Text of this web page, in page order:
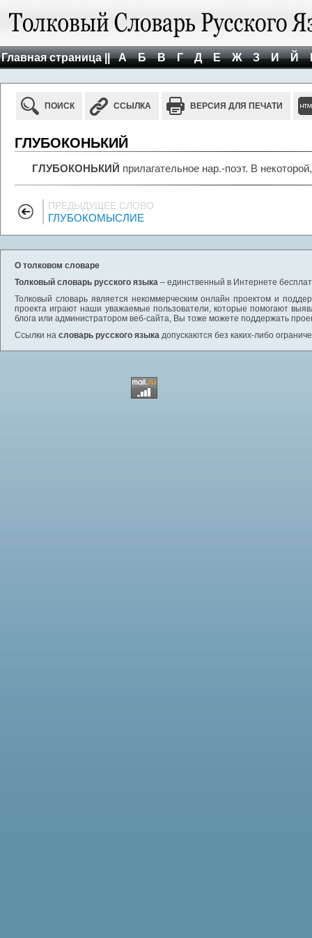
Главная страница || А Б В Г Д Е Ж З И Й
ПОИСК ССЫЛКА ВЕРСИЯ ДЛЯ ПЕЧАТИ
ГЛУБОКОНЬКИЙ
ГЛУБОКОНЬКИЙ прилагательное нар.-поэт. В
ПРЕДЫДУЩЕЕ СЛОВО
ГЛУБОКОМЫСЛИЕ
О толковом словаре
Толковый словарь русского языка – единственный в Интернете
Толковый словарь является некоммерческим онлайн проектом и
проекта играют наши уважаемые пользователи, которые помогают
блога или администратором веб-сайта, Вы тоже можете поддержать
Ссылки на словарь русского языка допускаются без каких-либо